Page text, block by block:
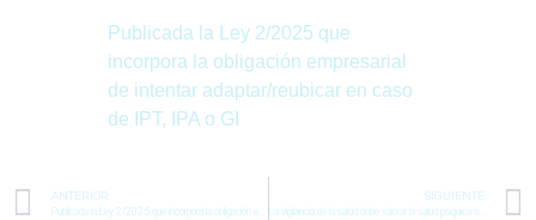
Publicada la Ley 2/2025 que
incorpora la obligación empresarial
de intentar adaptar/reubicar en caso
de IPT, IPA o GI
ANTERIOR SIGUIENTE
La vigilancia de la salud debe valorar la salud psíquica si existe conflicto laboral aunque no se considere acoso y la persona no lo manifieste en el reconocimiento médico